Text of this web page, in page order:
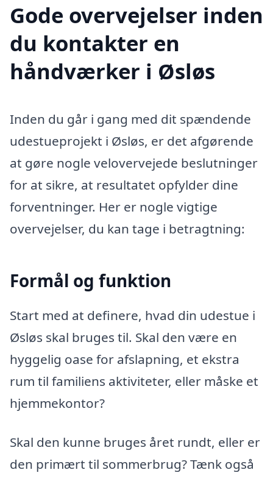
Gode overvejelser inden
du kontakter en
håndværker i Øsløs
Inden du går i gang med dit spændende
udestueprojekt i Øsløs, er det afgørende
at gøre nogle velovervejede beslutninger
for at sikre, at resultatet opfylder dine
forventninger. Her er nogle vigtige
overvejelser, du kan tage i betragtning:
Formål og funktion
Start med at definere, hvad din udestue i
Øsløs skal bruges til. Skal den være en
hyggelig oase for afslapning, et ekstra
rum til familiens aktiviteter, eller måske et
hjemmekontor?
Skal den kunne bruges året rundt, eller er
den primært til sommerbrug? Tænk også